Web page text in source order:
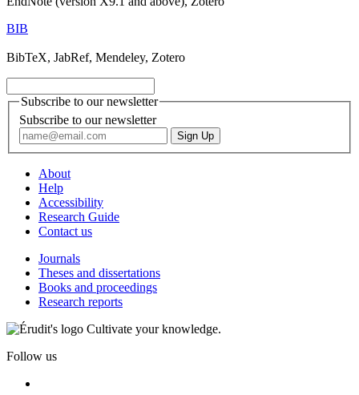
BIB
BibTeX, JabRef, Mendeley, Zotero
Subscribe to our newsletter
Subscribe to our newsletter
About
Help
Accessibility
Research Guide
Contact us
Journals
Theses and dissertations
Books and proceedings
Research reports
Cultivate your knowledge.
Follow us